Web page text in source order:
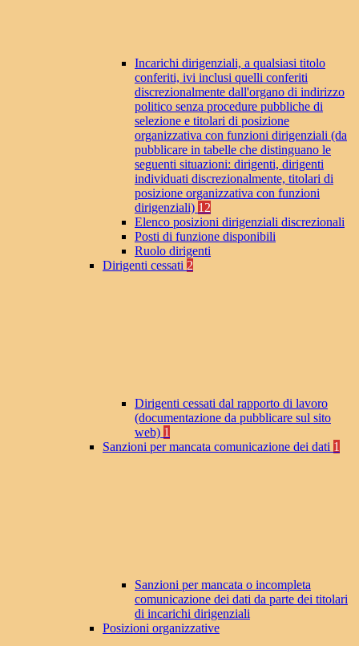
Incarichi dirigenziali, a qualsiasi titolo
conferiti, ivi inclusi quelli conferiti
discrezionalmente dall'organo di indirizzo
politico senza procedure pubbliche di
selezione e titolari di posizione
organizzativa con funzioni dirigenziali (da
pubblicare in tabelle che distinguano le
seguenti situazioni: dirigenti, dirigenti
individuati discrezionalmente, titolari di
posizione organizzativa con funzioni
dirigenziali) 12
Elenco posizioni dirigenziali discrezionali
Posti di funzione disponibili
Ruolo dirigenti
Dirigenti cessati 2
Dirigenti cessati dal rapporto di lavoro
(documentazione da pubblicare sul sito
web) 1
Sanzioni per mancata comunicazione dei dati 1
Sanzioni per mancata o incompleta
comunicazione dei dati da parte dei titolari
di incarichi dirigenziali
Posizioni organizzative